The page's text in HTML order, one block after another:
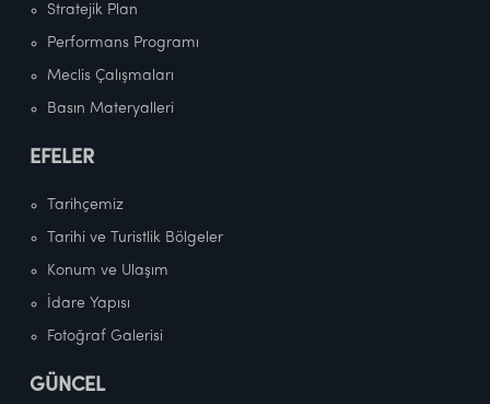
Stratejik Plan
Performans Programı
Meclis Çalışmaları
Basın Materyalleri
EFELER
Tarihçemiz
Tarihi ve Turistlik Bölgeler
Konum ve Ulaşım
İdare Yapısı
Fotoğraf Galerisi
GÜNCEL